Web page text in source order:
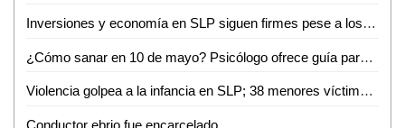
Inversiones y economía en SLP siguen firmes pese a los hechos en Sinaloa
¿Cómo sanar en 10 de mayo? Psicólogo ofrece guía para sobrellevar el duelo ante ausencia materna
Violencia golpea a la infancia en SLP; 38 menores víctimas del crimen organizado en solo tres meses
Conductor ebrio fue encarcelado